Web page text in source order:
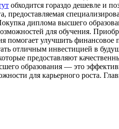
обходится гораздо дешевле и
предоставляемая
диплома высшего
для обучения.
помогает улучшить
отличным инвестицией в
предоставляют
образования — это
для карьерного роста.